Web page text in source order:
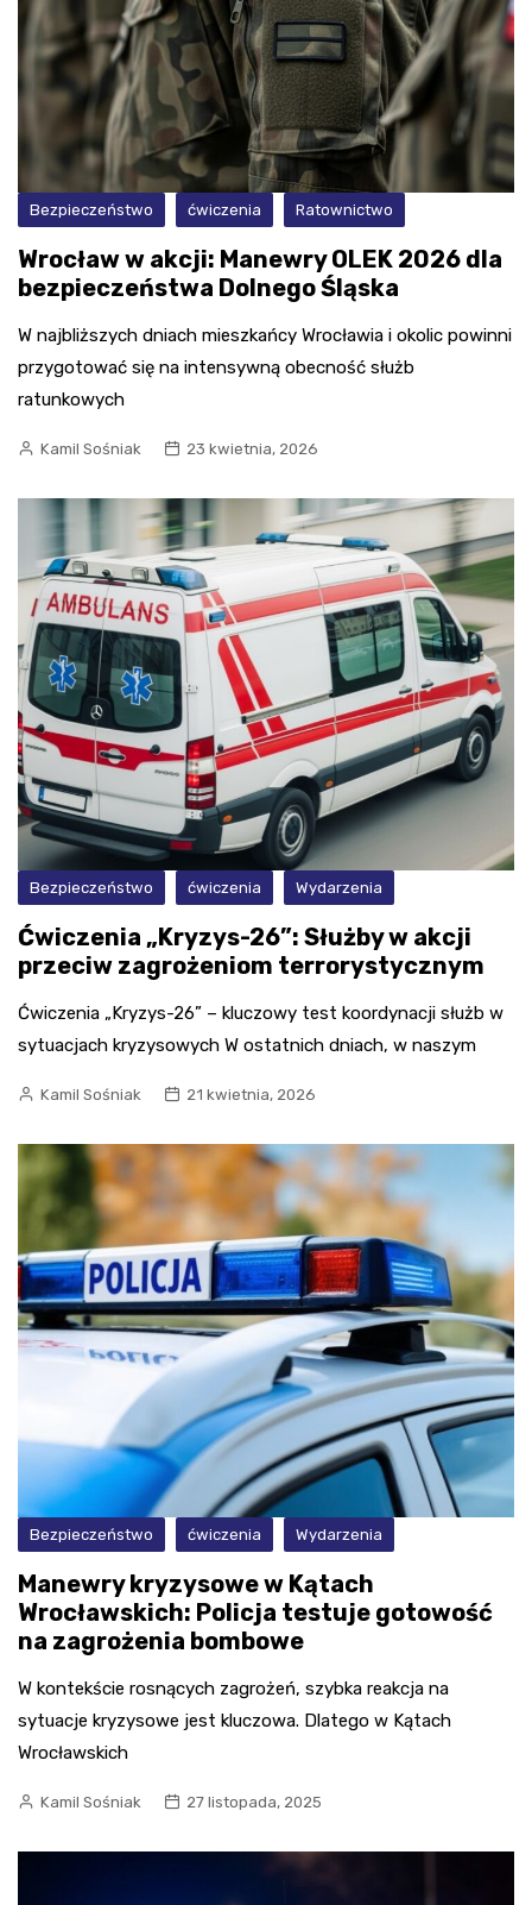
Bezpieczeństwo ćwiczenia Ratownictwo
Wrocław w akcji: Manewry OLEK 2026 dla
bezpieczeństwa Dolnego Śląska
W najbliższych dniach mieszkańcy Wrocławia i okolic powinni
przygotować się na intensywną obecność służb
ratunkowych
Kamil Sośniak 23 kwietnia, 2026
Bezpieczeństwo ćwiczenia Wydarzenia
Ćwiczenia „Kryzys-26”: Służby w akcji
przeciw zagrożeniom terrorystycznym
Ćwiczenia „Kryzys-26” – kluczowy test koordynacji służb w
sytuacjach kryzysowych W ostatnich dniach, w naszym
Kamil Sośniak 21 kwietnia, 2026
Bezpieczeństwo ćwiczenia Wydarzenia
Manewry kryzysowe w Kątach
Wrocławskich: Policja testuje gotowość
na zagrożenia bombowe
W kontekście rosnących zagrożeń, szybka reakcja na
sytuacje kryzysowe jest kluczowa. Dlatego w Kątach
Wrocławskich
Kamil Sośniak 27 listopada, 2025